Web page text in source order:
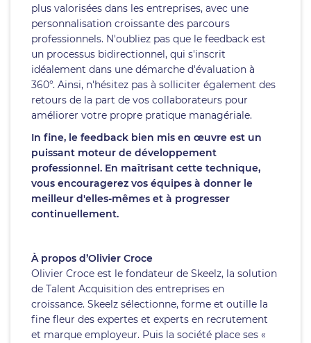
plus valorisées dans les entreprises, avec une
personnalisation croissante des parcours
professionnels. N'oubliez pas que le feedback est
un processus bidirectionnel, qui s'inscrit
idéalement dans une démarche d'évaluation à
360°. Ainsi, n'hésitez pas à solliciter également des
retours de la part de vos collaborateurs pour
améliorer votre propre pratique managériale.
In fine, le feedback bien mis en œuvre est un
puissant moteur de développement
professionnel. En maîtrisant cette technique,
vous encouragerez vos équipes à donner le
meilleur d'elles-mêmes et à progresser
continuellement.
À propos d’Olivier Croce
Olivier Croce est le fondateur de Skeelz, la solution
de Talent Acquisition des entreprises en
croissance. Skeelz sélectionne, forme et outille la
fine fleur des expertes et experts en recrutement
et marque employeur. Puis la société place ses «